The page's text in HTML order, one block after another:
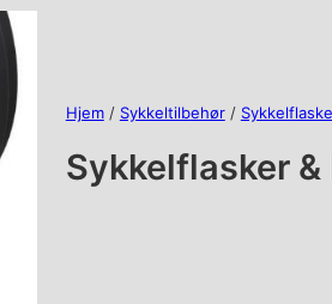
Hjem/ Sykkeltilbehør/
Sykkelflasker